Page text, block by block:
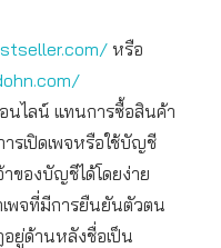
หรือ
นไลน์ แทนการซื้อสินค้า
รเปิดเพจหรือใช้บัญชี
ของบัญชีได้โดยง่าย
เพจที่มีการยืนยันตัวตน
ยู่ด้านหลังชื่อเป็น